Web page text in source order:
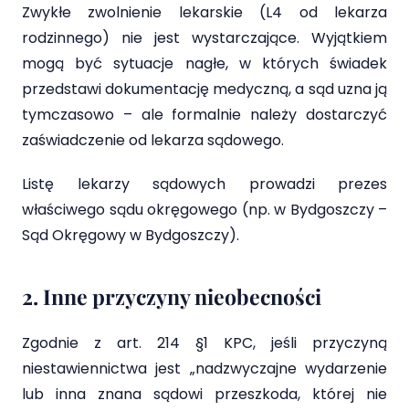
Zwykłe zwolnienie lekarskie (L4 od lekarza
rodzinnego) nie jest wystarczające. Wyjątkiem
mogą być sytuacje nagłe, w których świadek
przedstawi dokumentację medyczną, a sąd uzna ją
tymczasowo – ale formalnie należy dostarczyć
zaświadczenie od lekarza sądowego.
Listę lekarzy sądowych prowadzi prezes
właściwego sądu okręgowego (np. w Bydgoszczy –
Sąd Okręgowy w Bydgoszczy).
2. Inne przyczyny nieobecności
Zgodnie z art. 214 §1 KPC, jeśli przyczyną
niestawiennictwa jest „nadzwyczajne wydarzenie
lub inna znana sądowi przeszkoda, której nie